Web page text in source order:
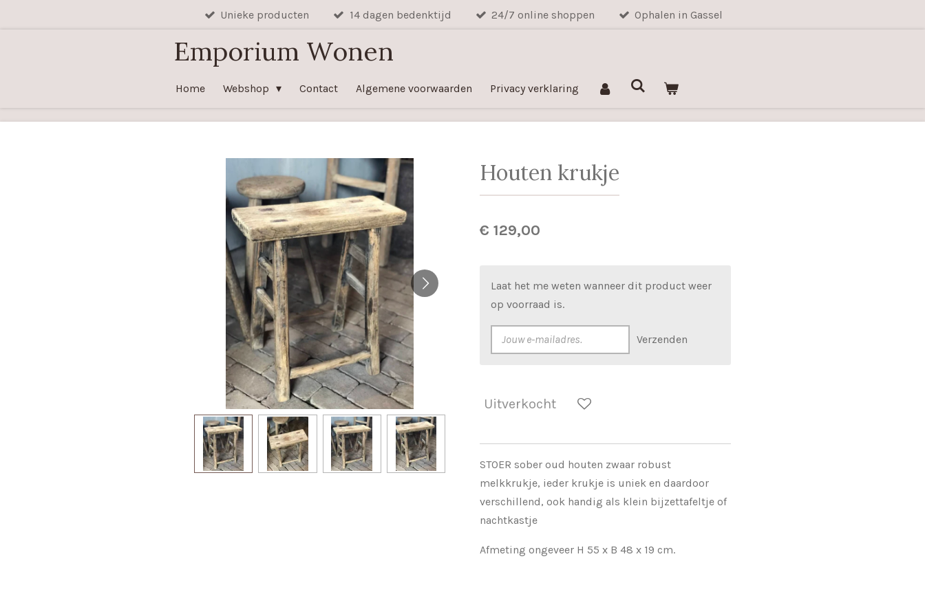
Unieke producten 14 dagen bedenktijd 24/7 online shoppen Ophalen in Gassel
Emporium Wonen
Home Webshop Contact Algemene voorwaarden Privacy verklaring
Houten krukje
€ 129,00
Laat het me weten wanneer dit product weer
op voorraad is.
Verzenden
Uitverkocht
STOER sober oud houten zwaar robust
melkkrukje, ieder krukje is uniek en daardoor
verschillend, ook handig als klein bijzettafeltje of
nachtkastje
Afmeting ongeveer H 55 x B 48 x 19 cm.